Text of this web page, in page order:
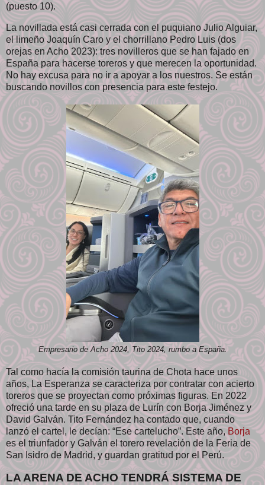
(puesto 10).
La novillada está casi cerrada con el puquiano Julio Alguiar,
el limeño Joaquín Caro y el chorrillano Pedro Luis (dos
orejas en Acho 2023): tres novilleros que se han fajado en
España para hacerse toreros y que merecen la oportunidad.
No hay excusa para no ir a apoyar a los nuestros. Se están
buscando novillos con presencia para este festejo.
Empresario de Acho 2024, Tito 2024, rumbo a España.
Tal como hacía la comisión taurina de Chota hace unos
años, La Esperanza se caracteriza por contratar con acierto
toreros que se proyectan como próximas figuras. En 2022
ofreció una tarde en su plaza de Lurín con Borja Jiménez y
David Galván. Tito Fernández ha contado que, cuando
lanzó el cartel, le decían: “Ese cartelucho”. Este año,Borja
es el triunfador y Galván el torero revelación de la Feria de
San Isidro de Madrid, y guardan gratitud por el Perú.
LA ARENA DE ACHO TENDRÁ SISTEMA DE